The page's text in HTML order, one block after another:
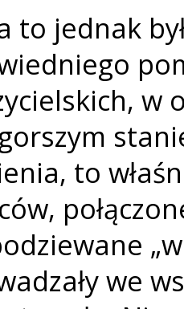
to jednak
w
to
we